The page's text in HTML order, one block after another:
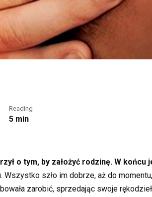
Reading
5 min
o tym, by założyć rodzinę. W końcu
szło im dobrze, aż do
zarobić, sprzedając swoje